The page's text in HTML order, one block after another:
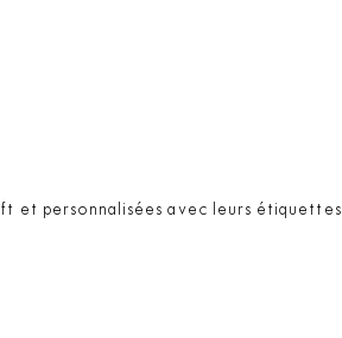
et personnalisées avec leurs étiquettes.